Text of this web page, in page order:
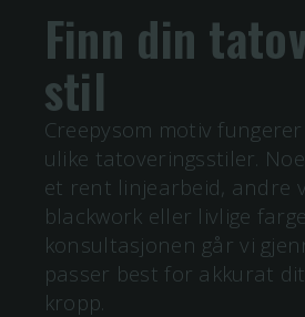
Finn din
stil
Creepysom motiv
ulike tatoveringsstiler.
et rent linjearbeid, andre
blackwork eller livlige
konsultasjonen går vi
passer best for akkurat
kropp.